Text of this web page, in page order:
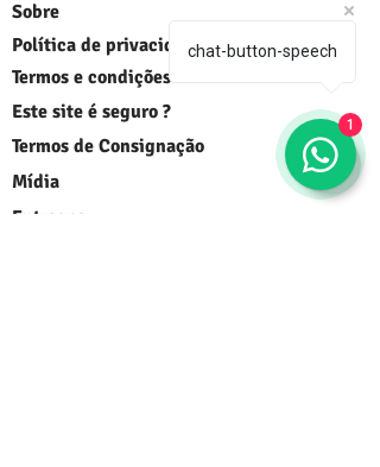
Política de privacidade
Termos e condições
Termos de Consignação
Entregas
Sobre
Este site é seguro ?
Mídia
chat-button-speech
1